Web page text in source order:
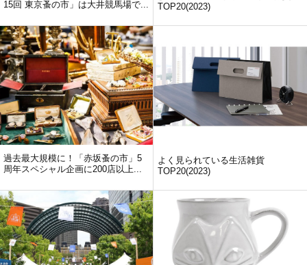
15回 東京蚤の市」は大井競馬場で...
過去最大規模に！「赤坂蚤の市」5
周年スペシャル企画に200店以上...
TOP20(2023)
よく見られている生活雑貨
TOP20(2023)